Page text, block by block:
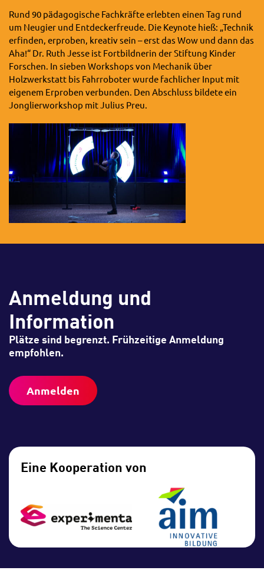
Rund 90 pädagogische Fachkräfte erlebten einen Tag rund
um Neugier und Entdeckerfreude. Die Keynote hieß: „Technik
erfinden, erproben, kreativ sein – erst das Wow und dann das
Aha!“ Dr. Ruth Jesse ist Fortbildnerin der Stiftung Kinder
Forschen. In sieben Workshops von Mechanik über
Holzwerkstatt bis Fahrroboter wurde fachlicher Input mit
eigenem Erproben verbunden. Den Abschluss bildete ein
Jonglierworkshop mit Julius Preu.
Anmeldung und
Information
Plätze sind begrenzt. Frühzeitige Anmeldung
empfohlen.
Anmelden
Eine Kooperation von